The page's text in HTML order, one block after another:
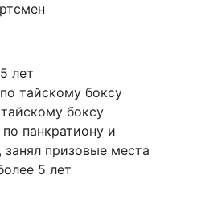
лет
тайскому боксу
боксу
панкратиону и
призовые места
5 лет